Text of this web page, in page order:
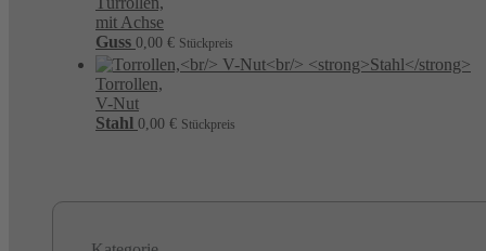
mit Achse
Guss 0,00 € Stückpreis
Torrollen,
V-Nut
Stahl 0,00 € Stückpreis